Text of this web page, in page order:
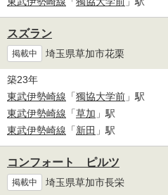
スズラン
掲載中 埼玉県草加市花栗
築23年
東武伊勢崎線 「獨協大学前 」駅
東武伊勢崎線 「草加 」駅
東武伊勢崎線 「新田 」駅
コンフォート ピルツ
掲載中 埼玉県草加市長栄